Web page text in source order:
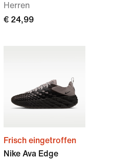
Herren
€ 24,99
Frisch eingetroffen
Nike Ava Edge